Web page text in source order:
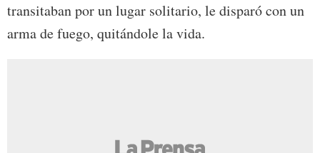
transitaban por un lugar solitario, le disparó con un
arma de fuego, quitándole la vida.